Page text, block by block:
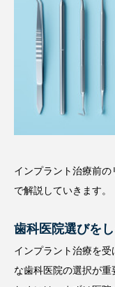
インプラント治療前
で解説していきます。
歯科医院選びを
インプラント治療を
な歯科医院の選択が